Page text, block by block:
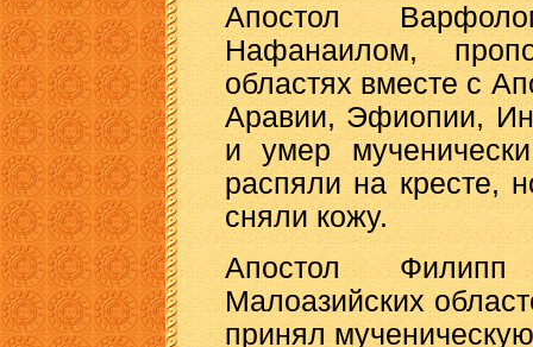
Апостол
Нафанаилом,
областях вместе с
Аравии, Эфиопии,
и умер
распяли на кресте,
сняли кожу.
Апостол Филипп
Малоазийских
принял